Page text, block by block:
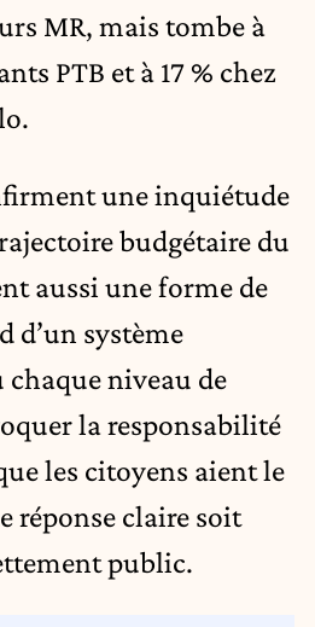
MR, mais tombe à
PTB et à 17 % chez
une inquiétude
budgétaire du
aussi une forme de
d’un système
niveau de
la responsabilité
les citoyens aient le
réponse claire soit
public.